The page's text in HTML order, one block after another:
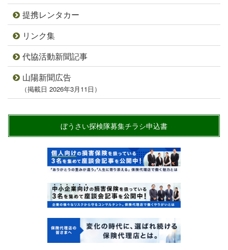
提携レンタカー
リンク集
代協活動新聞記事
山陽新聞広告
（掲載日 2026年3月11日）
ぼうさい探検隊募集チラシ申込書